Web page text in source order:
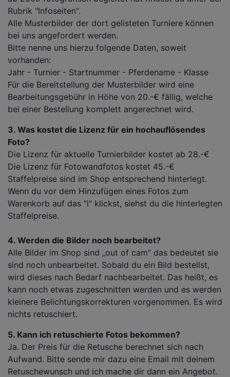
Rubrik "Infoseiten".
Alle Musterbilder der dort gelisteten Turniere können
bei uns angefordert werden.
Bitte nenne uns hierzu folgende Daten, soweit
vorhanden:
Jahr - Turnier - Startnummer - Pferdename - Klasse
Für die Bereitstellung der Musterbilder wird eine
Bearbeitungsgebühr in Höhe von 20.-€ fällig, welche
bei einer Bestellung komplett angerechnet wird.
3. Was kostet die Lizenz für ein hochauflösendes
Foto?
Die Lizenz für aktuelle Turnierbilder kostet ab 28.-€
Die Lizenz für Fotowandfotos kostet 45.-€
Staffelpreise sind im Shop entsprechend hinterlegt.
Wenn du vor dem Hinzufügen eines Fotos zum
Warenkorb auf das "i" klickst, siehst du die hinterlegten
Staffelpreise.
4. Werden die Bilder noch bearbeitet?
Alle Bilder im Shop sind „out of cam” das bedeutet sie
sind noch unbearbeitet. Sobald du ein Bild bestellst,
wird dieses nach Bedarf nachbearbeitet. Das heißt, es
kann noch etwas zugeschnitten werden und es werden
kleinere Belichtungskorrekturen vorgenommen. Es wird
nichts retuschiert.
5. Kann ich retuschierte Fotos bekommen?
Ja. Der Preis für die Retusche berechnet sich nach
Aufwand. Bitte sende mir dazu eine Email mit deinem
Retuschewunsch und ich mache dir dann ein Angebot.